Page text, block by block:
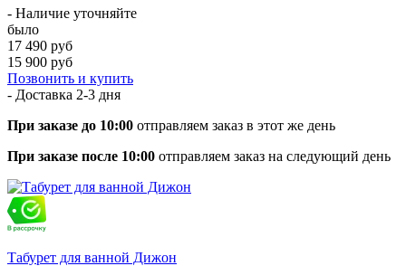
- Наличие уточняйте
было
17 490 руб
15 900 руб
Позвонить и купить
- Доставка 2-3 дня
При заказе до 10:00 отправляем заказ в этот же день
При заказе после 10:00 отправляем заказ на следующий день
Табурет для ванной Дижон